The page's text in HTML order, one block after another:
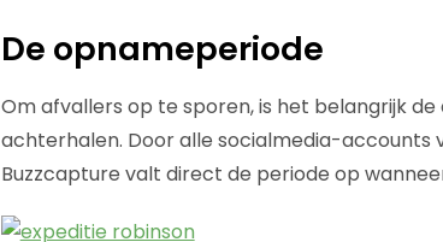
De opnameperiode
Om afvallers op te sporen, is het belangrijk
achterhalen. Door alle socialmedia-accounts
Buzzcapture valt direct de periode op